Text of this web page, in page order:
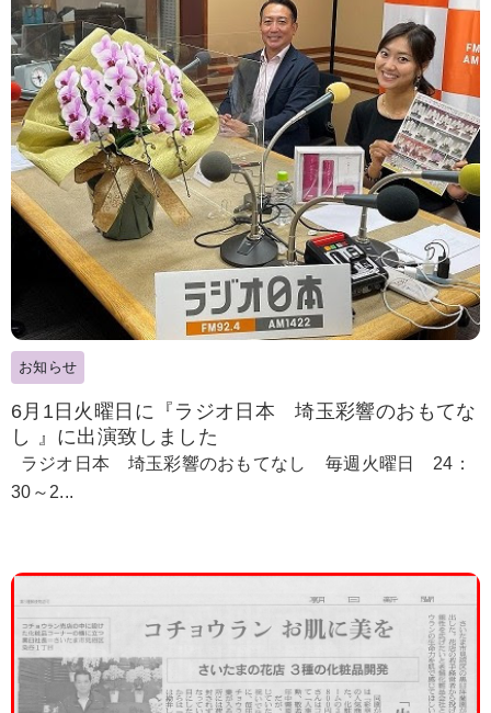
お知らせ
6月1日火曜日に『ラジオ日本 埼玉彩響のおもてな
し 』に出演致しました
ラジオ日本 埼玉彩響のおもてなし 毎週火曜日 24：
30～2...